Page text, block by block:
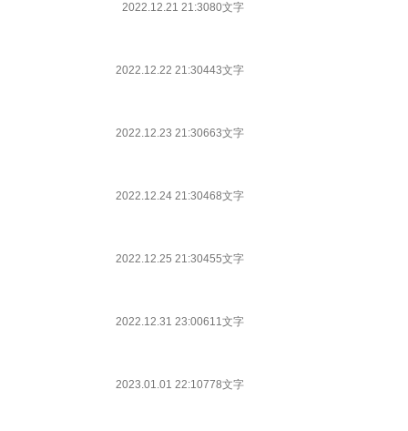
2022.12.21 21:3080文字
2022.12.22 21:30443文字
2022.12.23 21:30663文字
2022.12.24 21:30468文字
2022.12.25 21:30455文字
2022.12.31 23:00611文字
2023.01.01 22:10778文字